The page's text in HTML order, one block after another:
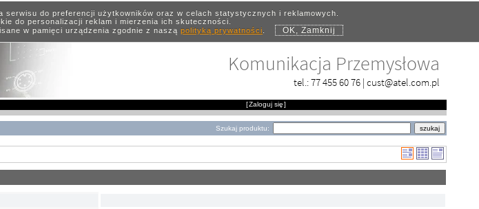
do preferencji użytkowników oraz w celach statystycznych i reklamowych.
do personalizacji reklam i mierzenia ich skuteczności.
w pamięci urządzenia zgodnie z naszą polityką prywatności. OK, Zamknij
Komunikacja Przemysłowa
tel.:77 455 60 76 | cust@atel.com.pl
[Zaloguj się]
Szukaj produktu: